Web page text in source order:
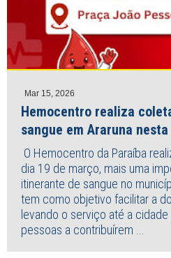
Mar 15, 2026
Hemocentro realiza
sangue em Araruna
O Hemocentro da Paraíba
dia 19 de março, mais uma
itinerante de sangue no
tem como objetivo facilitar a
levando o serviço até a
pessoas a contribuírem ...